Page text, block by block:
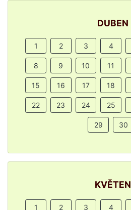
DUBEN
1 2 3 4
8 9 10 11
15 16 17 18
22 23 24 25
29 30
KVĚTEN
1 2 3 4